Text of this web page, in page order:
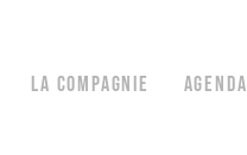
LA COMPAGNIE AGENDA